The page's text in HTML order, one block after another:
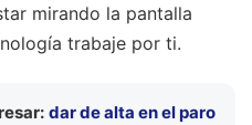
mirando la pantalla
trabaje por ti.
dar de alta en el paro